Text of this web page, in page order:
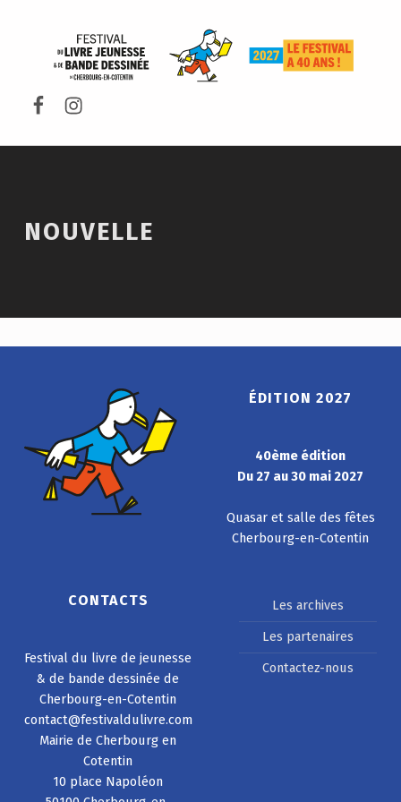
Facebook
Instagram
NOUVELLE
ÉDITION 2027
40ème édition
Du 27 au 30 mai 2027
Quasar et salle des fêtes
Cherbourg-en-Cotentin
CONTACTS
Festival du livre de jeunesse
& de bande dessinée de
Cherbourg-en-Cotentin
contact@festivaldulivre.com
Mairie de Cherbourg en
Cotentin
10 place Napoléon
Les archives
Les partenaires
Contactez-nous